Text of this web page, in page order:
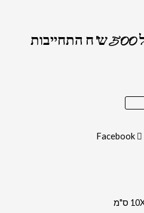
משלוח חינם בקנייה מעל 500 ש"ח התחייבות
Facebook